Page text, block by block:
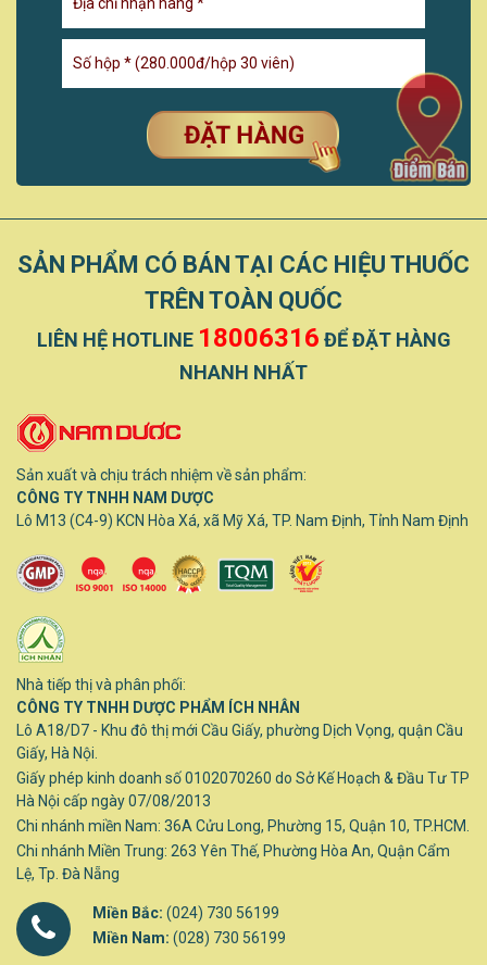
SẢN PHẨM CÓ BÁN TẠI CÁC HIỆU THUỐC
TRÊN TOÀN QUỐC
LIÊN HỆ HOTLINE 18006316 ĐỂ ĐẶT HÀNG
NHANH NHẤT
Sản xuất và chịu trách nhiệm về sản phẩm:
CÔNG TY TNHH NAM DƯỢC
Lô M13 (C4-9) KCN Hòa Xá, xã Mỹ Xá, TP. Nam Định, Tỉnh Nam Định
Nhà tiếp thị và phân phối:
CÔNG TY TNHH DƯỢC PHẨM ÍCH NHÂN
Lô A18/D7 - Khu đô thị mới Cầu Giấy, phường Dịch Vọng, quận Cầu
Giấy, Hà Nội.
Giấy phép kinh doanh số 0102070260 do Sở Kế Hoạch & Đầu Tư TP
Hà Nội cấp ngày 07/08/2013
Chi nhánh miền Nam: 36A Cửu Long, Phường 15, Quận 10, TP.HCM.
Chi nhánh Miền Trung: 263 Yên Thế, Phường Hòa An, Quận Cẩm
Lệ, Tp. Đà Nẵng
Miền Bắc: (024) 730 56199
Miền Nam: (028) 730 56199